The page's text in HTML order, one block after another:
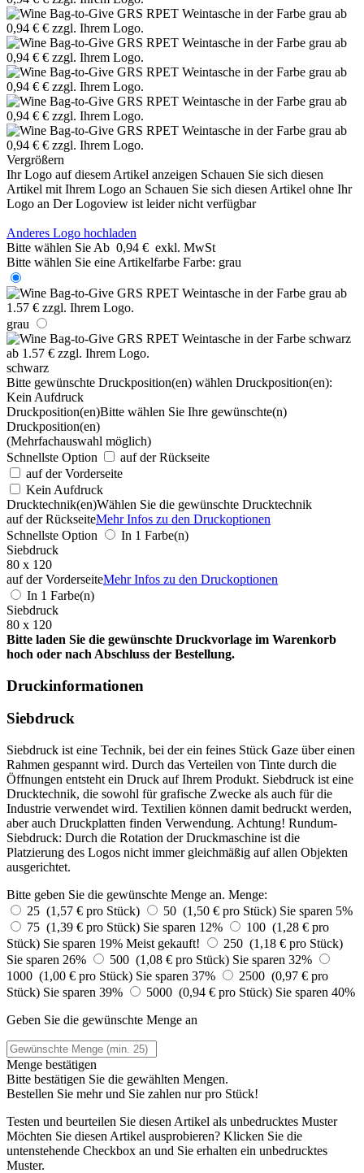
Vergrößern
Ihr Logo auf diesem Artikel anzeigen Schauen Sie sich diesen
Artikel mit Ihrem Logo an Schauen Sie sich diesen Artikel ohne Ihr
Logo an Der Logoview ist leider nicht verfügbar
Anderes Logo hochladen
Bitte wählen Sie Ab 0,94 € exkl. MwSt
Bitte wählen Sie eine Artikelfarbe Farbe: grau
grau
schwarz
Bitte gewünschte Druckposition(en) wählen Druckposition(en):
Kein Aufdruck
Druckposition(en)Bitte wählen Sie Ihre gewünschte(n)
Druckposition(en)
(Mehrfachauswahl möglich)
Schnellste Option
auf der Rückseite
auf der Vorderseite
Kein Aufdruck
Drucktechnik(en)Wählen Sie die gewünschte Drucktechnik
auf der RückseiteMehr Infos zu den Druckoptionen
Schnellste Option
In 1 Farbe(n)
Siebdruck
80 x 120
auf der VorderseiteMehr Infos zu den Druckoptionen
In 1 Farbe(n)
Siebdruck
80 x 120
Bitte laden Sie die gewünschte Druckvorlage im Warenkorb
hoch oder nach Abschluss der Bestellung.
Druckinformationen
Siebdruck
Siebdruck ist eine Technik, bei der ein feines Stück Gaze über einen
Rahmen gespannt wird. Durch das Verteilen von Tinte durch die
Öffnungen entsteht ein Druck auf Ihrem Produkt. Siebdruck ist eine
Drucktechnik, die sowohl für grafische Zwecke als auch für die
Industrie verwendet wird. Textilien können damit bedruckt werden,
aber auch Druckplatten finden Verwendung. Achtung! Rundum-
Siebdruck: Durch die Rotation der Druckmaschine ist die
Platzierung des Logos nicht immer gleichmäßig auf allen Objekten
ausgerichtet.
Bitte geben Sie die gewünschte Menge an. Menge:
25 (1,57 € pro Stück)
50 (1,50 € pro Stück) Sie sparen 5%
75 (1,39 € pro Stück) Sie sparen 12%
100 (1,28 € pro
Stück) Sie sparen 19% Meist gekauft!
250 (1,18 € pro Stück)
Sie sparen 26%
500 (1,08 € pro Stück) Sie sparen 32%
1000 (1,00 € pro Stück) Sie sparen 37%
2500 (0,97 € pro
Stück) Sie sparen 39% 5000 (0,94 € pro Stück) Sie sparen 40%
Geben Sie die gewünschte Menge an
Menge bestätigen
Bitte bestätigen Sie die gewählten Mengen.
Bestellen Sie mehr und Sie zahlen nurpro Stück!
Testen und beurteilen Sie diesen Artikel als unbedrucktes Muster
Möchten Sie diesen Artikel ausprobieren? Klicken Sie die
untenstehende Checkbox an und Sie erhalten ein unbedrucktes
Muster.